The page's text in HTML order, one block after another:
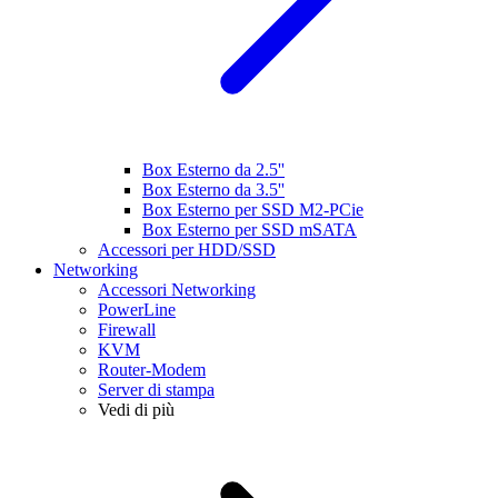
Box Esterno da 2.5''
Box Esterno da 3.5''
Box Esterno per SSD M2-PCie
Box Esterno per SSD mSATA
Accessori per HDD/SSD
Networking
Accessori Networking
PowerLine
Firewall
KVM
Router-Modem
Server di stampa
Vedi di più